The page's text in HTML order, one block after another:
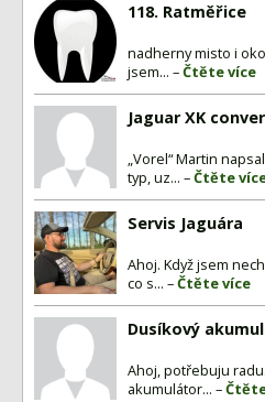
Akce
Inzerce
Fórum
Videa
Kontakt
118. Ratměřice
nadherny misto i
jsem... –Čtěte více
Jaguar XK
„Vorel“ Martin
typ, uz... –Čtěte
Servis Jaguára
Ahoj. Když jsem
co s... –Čtěte více
Dusíkový
Ahoj, potřebuju
akumulátor... –